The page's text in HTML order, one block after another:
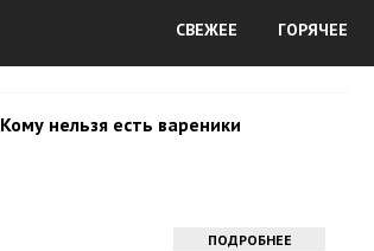
СВЕЖЕЕ ГОРЯЧЕЕ
Кому нельзя есть вареники
ПОДРОБНЕЕ